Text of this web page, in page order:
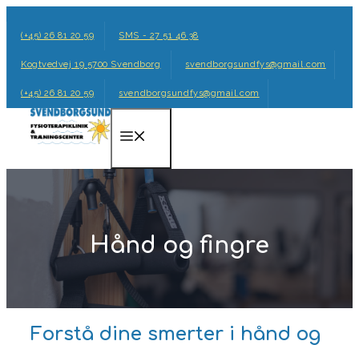
(+45) 26 81 20 59 SMS - 27 51 46 38
Kogtvedvej 19 5700 Svendborg svendborgsundfys@gmail.com
(+45) 26 81 20 59 svendborgsundfys@gmail.com
Hånd og fingre
Forstå dine smerter i hånd og